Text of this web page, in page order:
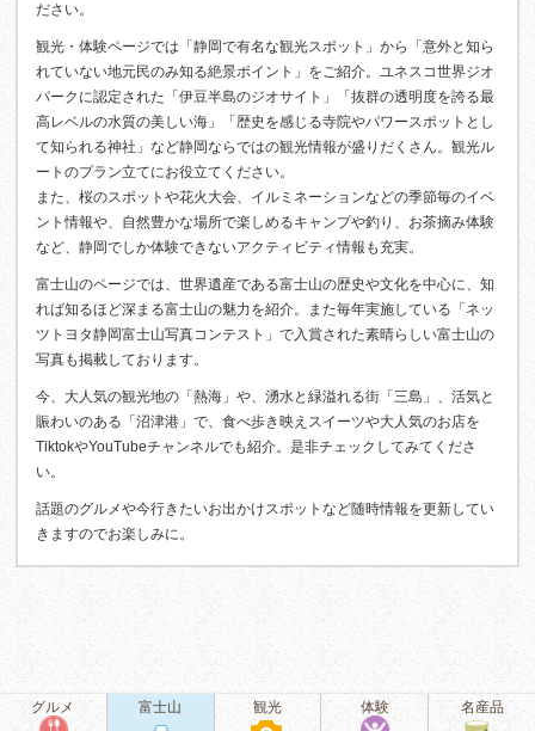
ださい。
観光・体験ページでは「静岡で有名な観光スポット」から「意外と知ら
れていない地元民のみ知る絶景ポイント」をご紹介。ユネスコ世界ジオ
パークに認定された「伊豆半島のジオサイト」「抜群の透明度を誇る最
高レベルの水質の美しい海」「歴史を感じる寺院やパワースポットとし
て知られる神社」など静岡ならではの観光情報が盛りだくさん。観光ル
ートのプラン立てにお役立てください。
また、桜のスポットや花火大会、イルミネーションなどの季節毎のイベ
ント情報や、自然豊かな場所で楽しめるキャンプや釣り、お茶摘み体験
など、静岡でしか体験できないアクティビティ情報も充実。
富士山のページでは、世界遺産である富士山の歴史や文化を中心に、知
れば知るほど深まる富士山の魅力を紹介。また毎年実施している「ネッ
ツトヨタ静岡富士山写真コンテスト」で入賞された素晴らしい富士山の
写真も掲載しております。
今、大人気の観光地の「熱海」や、湧水と緑溢れる街「三島」、活気と
賑わいのある「沼津港」で、食べ歩き映えスイーツや大人気のお店を
TiktokやYouTubeチャンネルでも紹介。是非チェックしてみてくださ
い。
話題のグルメや今行きたいお出かけスポットなど随時情報を更新してい
きますのでお楽しみに。
グルメ 富士山 観光 体験 名産品